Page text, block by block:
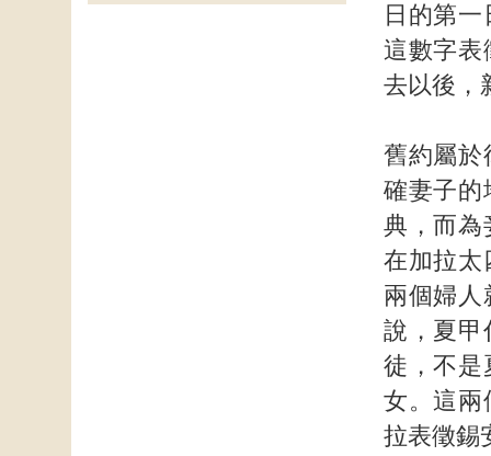
日的第
這數字表
去以後，
舊約屬於
確妻子的
典，而為
在加拉太
兩個婦人
說，夏甲
徒，不是
女。這兩
拉表徵錫